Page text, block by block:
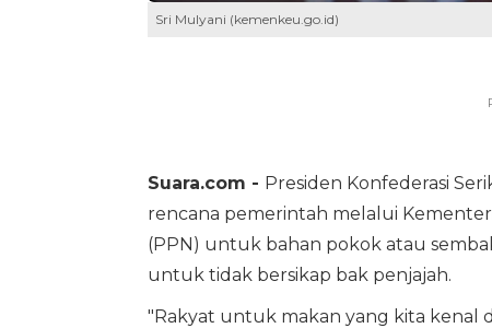
Sri Mulyani (kemenkeu.go.id)
Suara.com - Presiden Konfederasi
rencana pemerintah melalui
(PPN) untuk bahan pokok atau
untuk tidak bersikap bak penjajah.
"Rakyat untuk makan yang kita kenal